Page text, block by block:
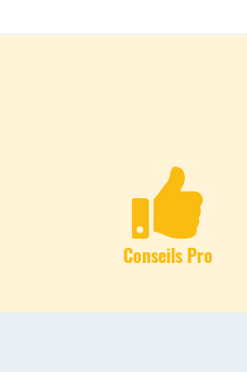
Conseils Pro